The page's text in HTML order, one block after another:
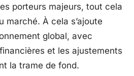
porteurs majeurs, tout cela
marché. À cela s’ajoute
global, avec
et les ajustements
la trame de fond.